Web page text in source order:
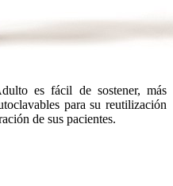
es fácil de sostener, más
para su reutilización
de sus pacientes.